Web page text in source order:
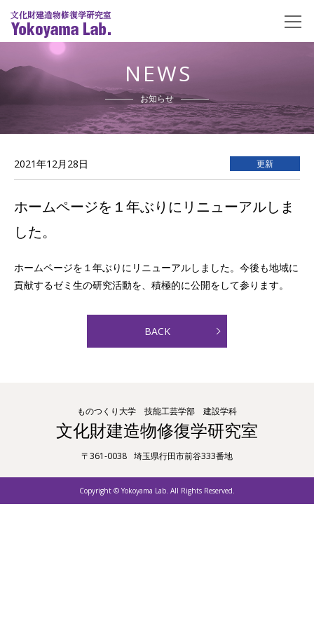
NEWS
お知らせ
2021年12月28日 更新
ホームページを１年ぶりにリニューアルしま
した。
ホームページを１年ぶりにリニューアルしました。今後も地域に
貢献するゼミ生の研究活動を、積極的に公開をして参ります。
BACK
ものつくり大学 技能工芸学部 建設学科
文化財建造物修復学研究室
〒361-0038 埼玉県行田市前谷333番地
Copyright © Yokoyama Lab. All Rights Reserved.